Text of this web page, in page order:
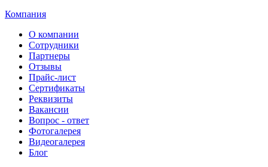
Компания
О компании
Сотрудники
Партнеры
Отзывы
Прайс-лист
Сертификаты
Реквизиты
Вакансии
Вопрос - ответ
Фотогалерея
Видеогалерея
Блог